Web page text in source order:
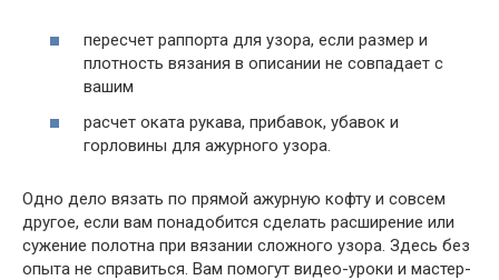
пересчет раппорта для узора, если размер и
плотность вязания в описании не совпадает с
вашим
расчет оката рукава, прибавок, убавок и
горловины для ажурного узора.
Одно дело вязать по прямой ажурную кофту и совсем
другое, если вам понадобится сделать расширение или
сужение полотна при вязании сложного узора. Здесь без
опыта не справиться. Вам помогут видео-уроки и мастер-